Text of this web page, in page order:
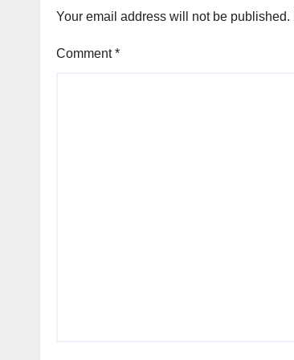
Your email address will not be published.
Comment*